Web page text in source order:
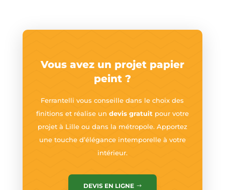
Vous avez un projet papier
peint ?
Ferrantelli vous conseille dans le choix des
finitions et réalise un devis gratuit pour votre
projet à Lille ou dans la métropole. Apportez
une touche d’élégance intemporelle à votre
intérieur.
DEVIS EN LIGNE